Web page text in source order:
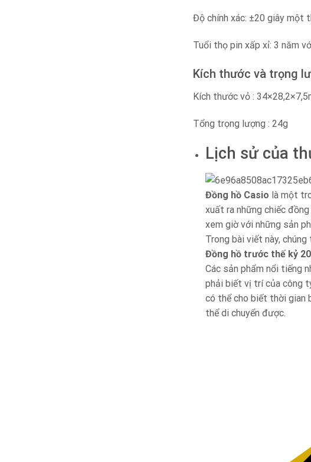
Độ chính xác: ±20 giây một
Tuổi thọ pin xấp xỉ: 3 năm
Kích thước và trọng
Kích thước vỏ :
Tổng trọng lượng : 24g
Lịch sử của
Đồng hồ Casio là một
xuất ra những chiếc
xem giờ với những sản
Trong bài viết này,
Đồng hồ trước thế kỷ 20
Các sản phẩm nổi tiếng
phải biết vị trí của công
có thể cho biết thời gian
thể di chuyển được.